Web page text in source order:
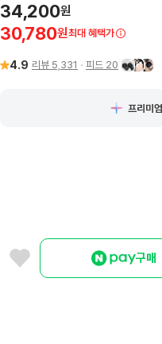
34,200원
30,780원최대 혜택가
4.9 리뷰 5,331 피드 20
프리미
구매